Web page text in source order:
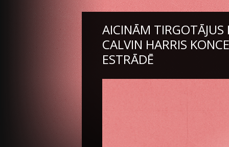
AICINĀM TIRGOTĀJUS
CALVIN HARRIS
ESTRĀDĒ